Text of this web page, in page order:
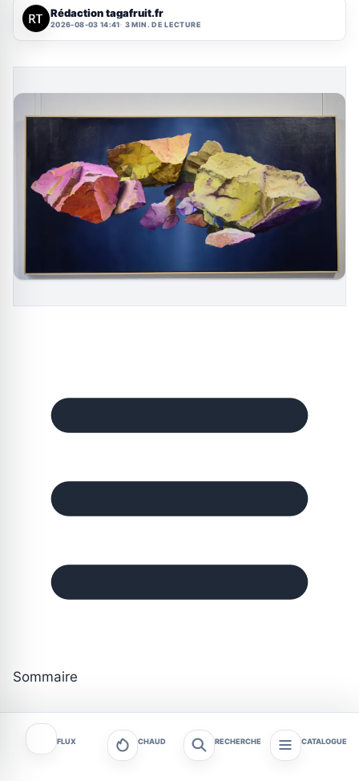
Rédaction tagafruit.fr
2026-08-03 14:41 3 MIN. DE LECTURE
Sommaire
FLUX CHAUD RECHERCHE CATALOGUE